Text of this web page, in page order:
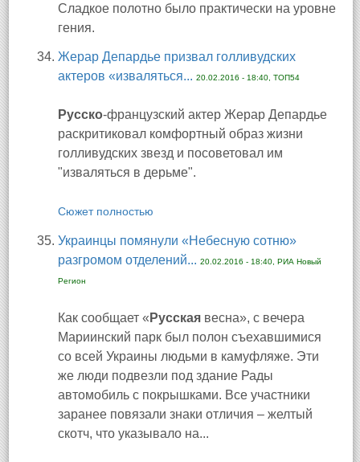
Сладкое полотно было практически на уровне
гения.
Жерар Депардье призвал голливудских
актеров «изваляться... 20.02.2016 - 18:40, ТОП54
Русско-французский актер Жерар Депардье
раскритиковал комфортный образ жизни
голливудских звезд и посоветовал им
"изваляться в дерьме".
Сюжет полностью
Украинцы помянули «Небесную сотню»
разгромом отделений... 20.02.2016 - 18:40, РИА Новый
Регион
Как сообщает « Русская весна», с вечера
Мариинский парк был полон съехавшимися
со всей Украины людьми в камуфляже. Эти
же люди подвезли под здание Рады
автомобиль с покрышками. Все участники
заранее повязали знаки отличия – желтый
скотч, что указывало на...